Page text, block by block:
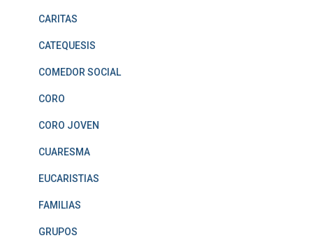
CARITAS
CATEQUESIS
COMEDOR SOCIAL
CORO
CORO JOVEN
CUARESMA
EUCARISTIAS
FAMILIAS
GRUPOS